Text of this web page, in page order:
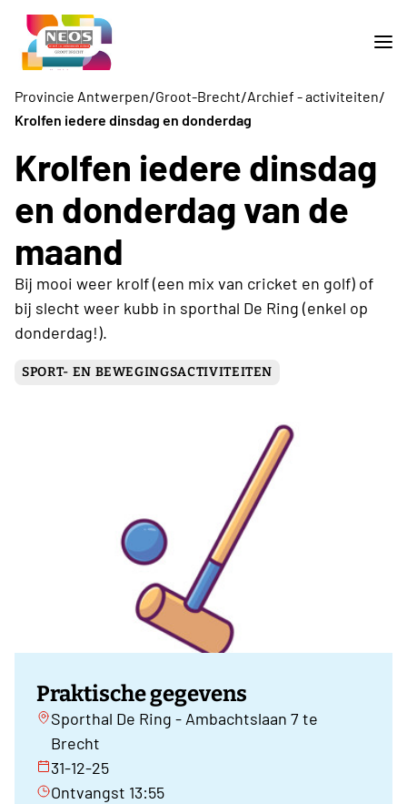
Provincie Antwerpen/Groot-Brecht/Archief - activiteiten/
Krolfen iedere dinsdag en donderdag
Krolfen iedere dinsdag
en donderdag van de
maand
Bij mooi weer krolf (een mix van cricket en golf) of
bij slecht weer kubb in sporthal De Ring (enkel op
donderdag!).
SPORT- EN BEWEGINGSACTIVITEITEN
Praktische gegevens
Sporthal De Ring - Ambachtslaan 7 te
Brecht
31-12-25
Ontvangst 13:55